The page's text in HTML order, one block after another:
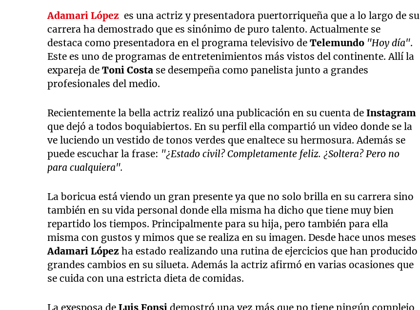
Adamari López es una actriz y presentadora puertorriqueña que a lo largo de su
carrera ha demostrado que es sinónimo de puro talento. Actualmente se
destaca como presentadora en el programa televisivo deTelemundo "Hoy día".
Este es uno de programas de entretenimientos más vistos del continente. Allí la
expareja deToni Costa se desempeña como panelista junto a grandes
profesionales del medio.
Recientemente la bella actriz realizó una publicación en su cuenta de Instagram
que dejó a todos boquiabiertos. En su perfil ella compartió un video donde se la
ve luciendo un vestido de tonos verdes que enaltece su hermosura. Además se
puede escuchar la frase: "¿Estado civil? Completamente feliz. ¿Soltera? Pero no
para cualquiera".
La boricua está viendo un gran presente ya que no solo brilla en su carrera sino
también en su vida personal donde ella misma ha dicho que tiene muy bien
repartido los tiempos. Principalmente para su hija, pero también para ella
misma con gustos y mimos que se realiza en su imagen. Desde hace unos meses
Adamari López ha estado realizando una rutina de ejercicios que han producido
grandes cambios en su silueta. Además la actriz afirmó en varias ocasiones que
se cuida con una estricta dieta de comidas.
La exesposa deLuis Fonsi demostró una vez más que no tiene ningún complejo